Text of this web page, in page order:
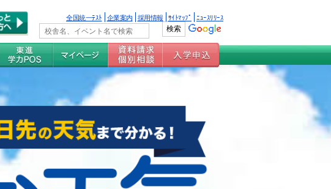
全国統一ﾃｽﾄ 企業案内 採用情報 ｻｲﾄﾏｯﾌﾟ ﾆｭｰｽﾘﾘｰｽ